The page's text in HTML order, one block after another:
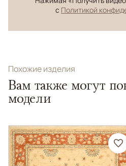
с Политикой
Похожие изделия
Вам также могут
модели